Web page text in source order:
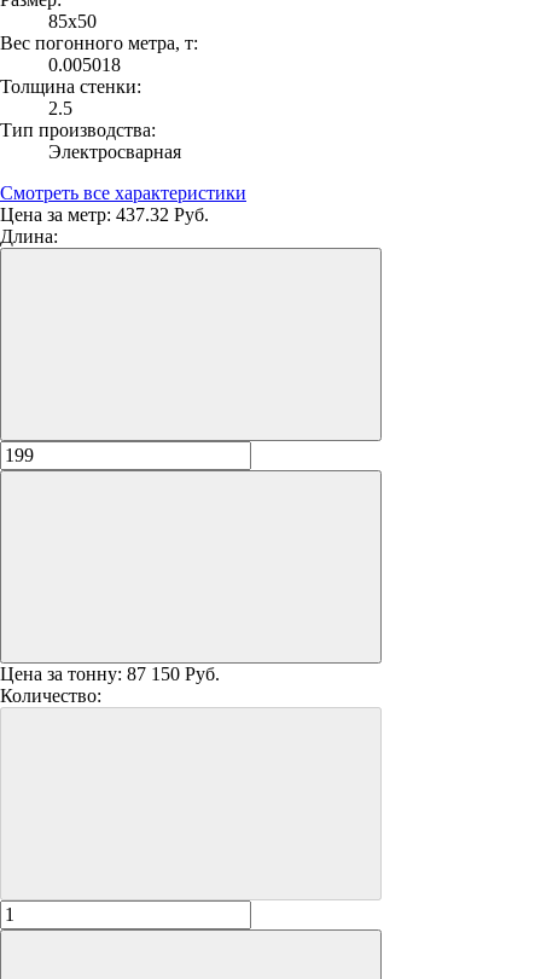
85х50
Вес погонного метра, т:
0.005018
Толщина стенки:
2.5
Тип производства:
Электросварная
Смотреть все характеристики
Цена за метр: 437.32 Руб.
Длина:
Цена за тонну: 87 150 Руб.
Количество: